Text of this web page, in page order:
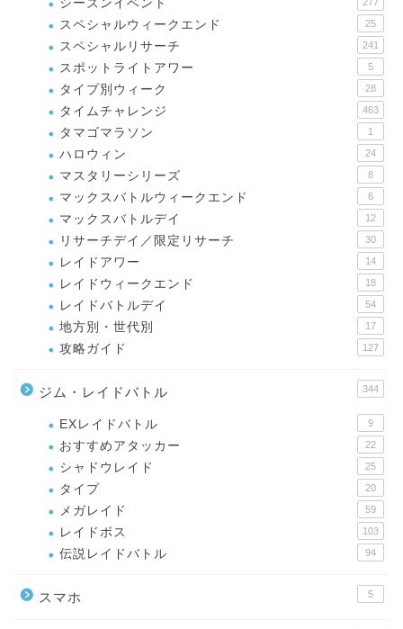
シーズンイベント
スペシャルウィークエンド 25
スペシャルリサーチ 241
スポットライトアワー 5
タイプ別ウィーク 28
タイムチャレンジ 463
タマゴマラソン 1
ハロウィン 24
マスタリーシリーズ 8
マックスバトルウィークエンド 6
マックスバトルデイ 12
リサーチデイ／限定リサーチ 30
レイドアワー 14
レイドウィークエンド 18
レイドバトルデイ 54
地方別・世代別 17
攻略ガイド 127
ジム・レイドバトル 344
EXレイドバトル 9
おすすめアタッカー 22
シャドウレイド 25
タイプ 20
メガレイド 59
レイドボス 103
伝説レイドバトル 94
スマホ 5